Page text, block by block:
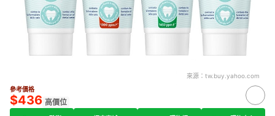
來源： tw.buy.yahoo.com
參考價格
$436 高價位